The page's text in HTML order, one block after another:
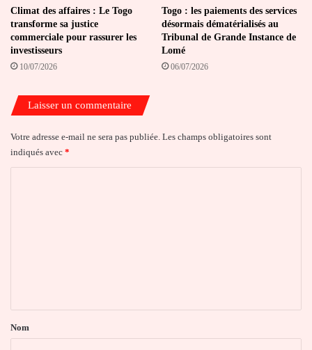
Climat des affaires : Le Togo
transforme sa justice
commerciale pour rassurer les
investisseurs
10/07/2026
Togo : les paiements des services
désormais dématérialisés au
Tribunal de Grande Instance de
Lomé
06/07/2026
Laisser un commentaire
Votre adresse e-mail ne sera pas publiée. Les champs obligatoires sont
indiqués avec *
a
Nom